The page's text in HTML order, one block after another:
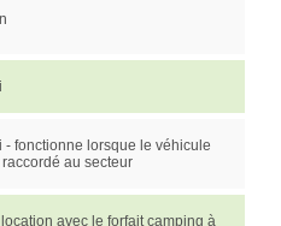
- fonctionne lorsque le véhicule
raccordé au secteur
avec le forfait camping à